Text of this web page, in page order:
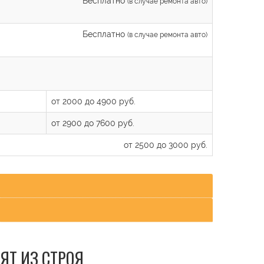
Бесплатно (в случае ремонта авто)
от 2000 до 4900 руб.
от 2900 до 7600 руб.
от 2500 до 3000 руб.
ИЗ СТРОЯ